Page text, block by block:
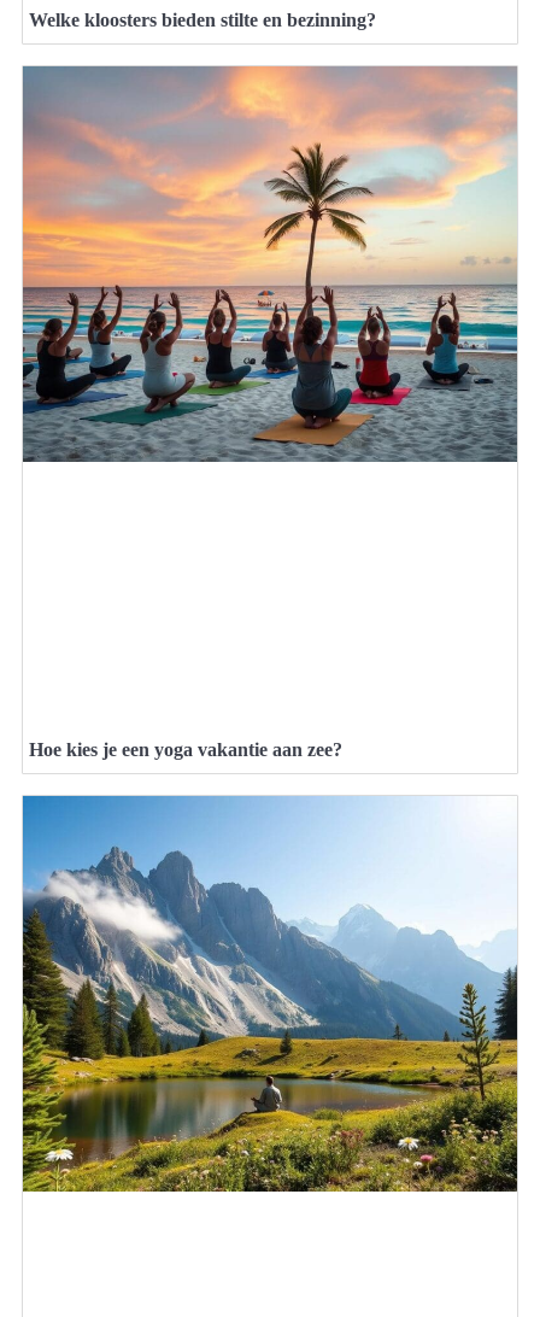
Welke kloosters bieden stilte en bezinning?
Hoe kies je een yoga vakantie aan zee?